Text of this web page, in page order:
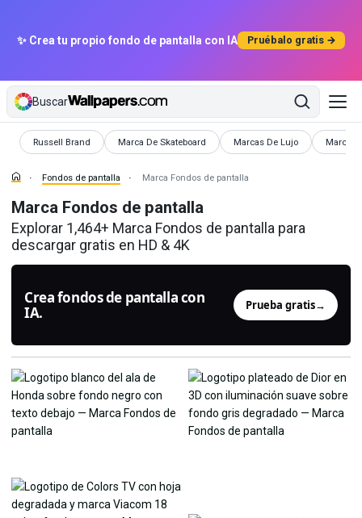
✨ Crea tu propio fondo de pantalla con IA Pruébalo gratis →
Buscar
Russell Brand
Fondos de pantalla Marca De Skateboard
Fondos de pantalla Marcas De Lujo
Fondos de pantalla Marcas
Fondos
Fondos de pantalla Marca Fondos de pantalla
Marca Fondos de pantalla
Explorar 1,464+ Marca Fondos de pantalla para
descargar gratis en HD & 4K
Crea fondos de pantalla con
IA.
Prueba gratis→